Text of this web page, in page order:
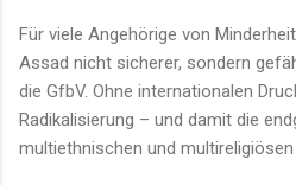
Für viele Angehörige von
Assad nicht sicherer, sondern
die GfbV. Ohne internationalen
Radikalisierung – und damit die
multiethnischen und